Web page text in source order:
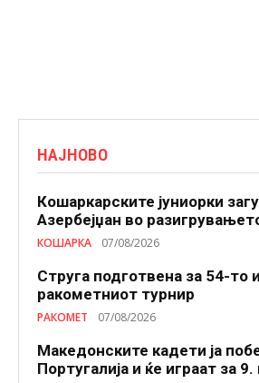
НАЈНОВО
Кошаркарските јуниорки
Азербејџан во
КОШАРКА 07/08/2026
Струга подготвена за 54-то
ракометниот турнир
РАКОМЕТ 07/08/2026
Македонските кадети ја
Португалија и ќе играат за